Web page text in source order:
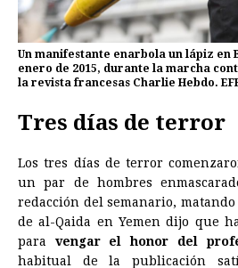
Un manifestante enarbola un lápiz en
enero de 2015, durante la marcha
la revista francesas Charlie Hebdo. EFE/
Tres días de terror
Los tres días de terror
un par de hombres
redacción del semanario,
de al-Qaida en Yemen dijo que
para vengar el honor del
habitual de la publicación